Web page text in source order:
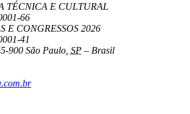
TÉCNICA E CULTURAL
66
E CONGRESSOS 2026
41
900 São Paulo SP – Brasil